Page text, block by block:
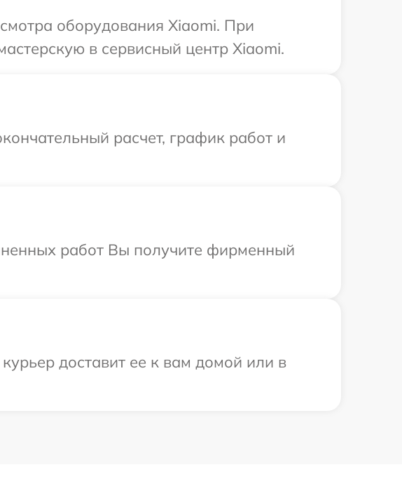
оборудования Xiaomi. При
в сервисный центр Xiaomi.
расчет, график работ и
работ Вы получите фирменный
доставит ее к вам домой или в